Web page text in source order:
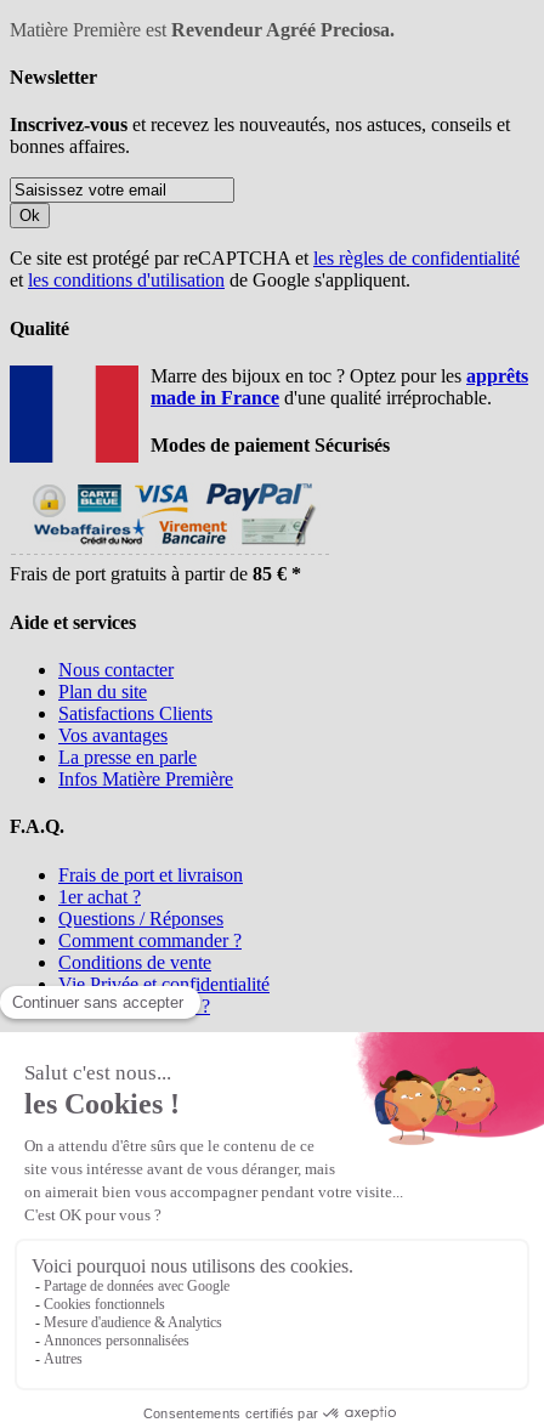
Matière Première est Revendeur Agréé Preciosa.
Newsletter
Inscrivez-vous et recevez les nouveautés, nos astuces, conseils et
bonnes affaires.
Ok
Ce site est protégé par reCAPTCHA etles règles de confidentialité
etles conditions d'utilisation de Google s'appliquent.
Qualité
Marre des bijoux en toc ? Optez pour les apprêts
made in France d'une qualité irréprochable.
Modes de paiement Sécurisés
Frais de port gratuits à partir de 85 € *
Aide et services
Nous contacter
Plan du site
Satisfactions Clients
Vos avantages
La presse en parle
Infos Matière Première
F.A.Q.
Frais de port et livraison
1er achat ?
Questions / Réponses
Comment commander ?
Conditions de vente
Vie Privée et confidentialité
Qui sommes-nous ?
la référence en perles et bijoux
perles en ligne, telles que les perles
et cristaux et strass en cristal Preciosa, les perles Miyuki perles et
apprêts en Argent 925, Gold Filled, perles de rocaille Preciosa
Matière Première est un
Première
Veuillez patienter...
Continuer vos achats
or Voir le panier